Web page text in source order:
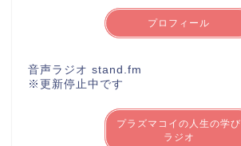
プロフィール
音声ラジオ stand.fm
※更新停止中です
プラズマコイの人生の学び
ラジオ